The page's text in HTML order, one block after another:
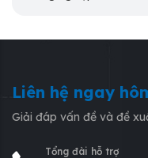
Liên hệ ngay
Giải đáp vấn đề và đề
Tổng đài hỗ trợ